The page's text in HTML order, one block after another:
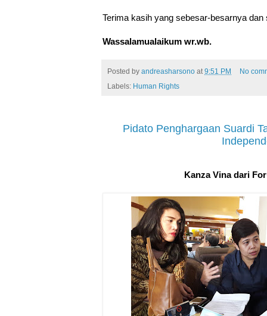
Terima kasih yang sebesar-besarnya dan
Wassalamualaikum wr.wb.
Posted by andreasharsono at 9:51 PM
No
Labels: Human Rights
Pidato Penghargaan Suardi
Kanza Vina dari